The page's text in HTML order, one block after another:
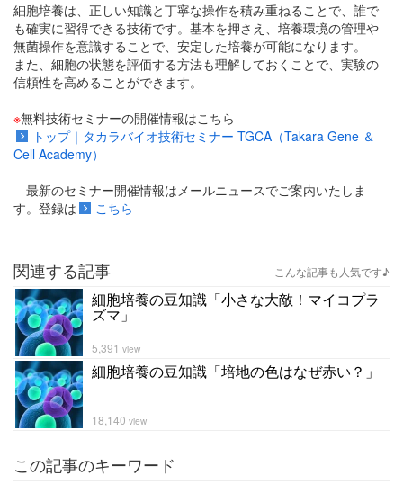
細胞培養は、正しい知識と丁寧な操作を積み重ねることで、誰で
も確実に習得できる技術です。基本を押さえ、培養環境の管理や
無菌操作を意識することで、安定した培養が可能になります。
また、細胞の状態を評価する方法も理解しておくことで、実験の
信頼性を高めることができます。
※無料技術セミナーの開催情報はこちら
トップ｜タカラバイオ技術セミナー TGCA（Takara Gene ＆
Cell Academy）
最新のセミナー開催情報はメールニュースでご案内いたしま
す。登録は
こちら
関連する記事 こんな記事も人気です♪
細胞培養の豆知識「小さな大敵！マイコプラ
ズマ」
5,391 view
細胞培養の豆知識「培地の色はなぜ赤い？」
18,140 view
この記事のキーワード